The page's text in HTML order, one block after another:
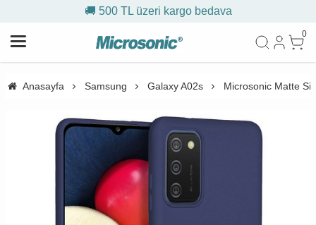
🚚 500 TL üzeri kargo bedava
0
Anasayfa Samsung Galaxy A02s Microsonic Matte